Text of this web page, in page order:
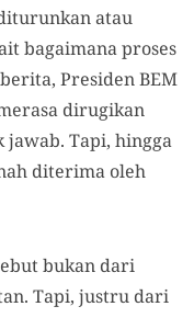
atau
bagaimana proses
Presiden BEM
dirugikan
Tapi, hingga
diterima oleh
bukan dari
Tapi, justru dari